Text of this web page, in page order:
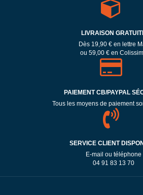
LIVRAISON
Dès 19,90 € en lettre
ou 59,00 € en
PAIEMENT CB/PAYPAL
Tous les moyens de paiement
SERVICE CLIENT
E-mail ou téléphone
04 91 83 13 70